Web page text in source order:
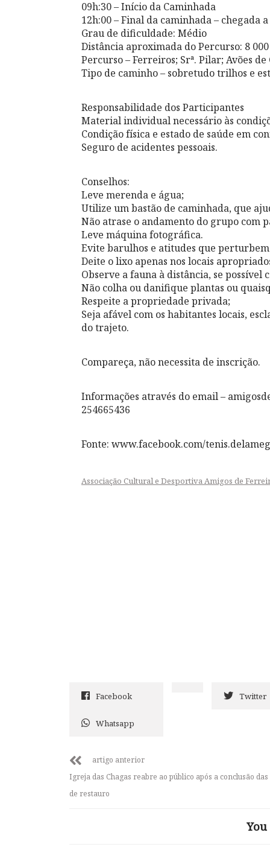
09h:30 – Início da Caminhada
12h:00 – Final da caminhada – chegada
Grau de dificuldade: Médio
Distância aproximada do Percurso: 8
Percurso – Ferreiros; Srª. Pilar; Avões
Tipo de caminho – sobretudo trilhos e
Responsabilidade dos Participantes
Material individual necessário às
Condição física e estado de saúde em
Seguro de acidentes pessoais.
Conselhos:
Leve merenda e água;
Utilize um bastão de caminhada, que
Não atrase o andamento do grupo com
Leve máquina fotográfica.
Evite barulhos e atitudes que perturbem
Deite o lixo apenas nos locais
Observe a fauna à distância, se possível
Não colha ou danifique plantas ou
Respeite a propriedade privada;
Seja afável com os habitantes locais,
do trajeto.
Compareça, não necessita de inscrição.
Informações através do email –
254665436
Fonte: www.facebook.com/
Associação Cultural e Desportiva Amigos de
Facebook Twitter
Whatsapp
artigo anterior
Igreja das Chagas reabre ao público após a conclusão
de restauro